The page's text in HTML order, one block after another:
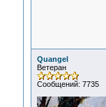
Quangel
Ветеран
Сообщений: 7735